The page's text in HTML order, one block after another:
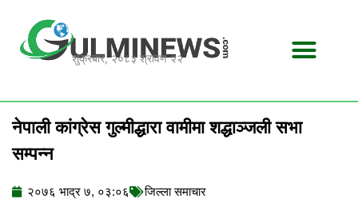
content
शुक्रबार, २०८३ श्रावण २२
नेपाली कांग्रेस गुल्मीद्धारा वामीमा शद्धाञ्जली सभा
सम्पन्न
२०७६ भाद्र ७, ०३:०६ जिल्ला समाचार